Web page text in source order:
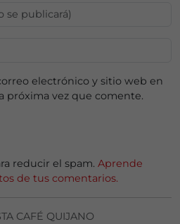
electrónico y sitio web en
próxima vez que comente.
reducir el spam. Aprende
de tus comentarios.
CAFÉ QUIJANO